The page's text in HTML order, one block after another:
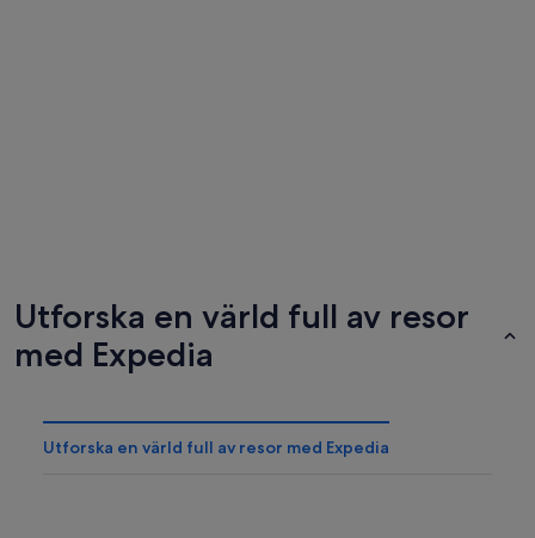
Las Vegas
248 spahotell
Cancun
144
Utforska en värld full av resor
med Expedia
Utforska en värld full av resor med Expedia